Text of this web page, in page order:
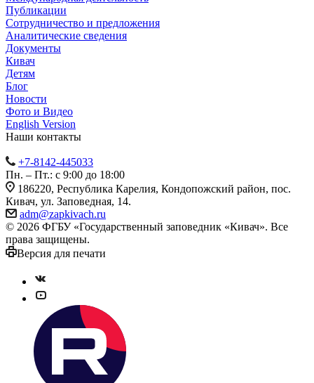
Публикации
Сотрудничество и предложения
Аналитические сведения
Документы
Кивач
Детям
Блог
Новости
Фото и Видео
English Version
Наши контакты
+7-8142-445033
Пн. – Пт.: с 9:00 до 18:00
186220, Республика Карелия, Кондопожский район, пос.
Кивач, ул. Заповедная, 14.
adm@zapkivach.ru
© 2026 ФГБУ «Государственный заповедник «Кивач». Все
права защищены.
Версия для печати